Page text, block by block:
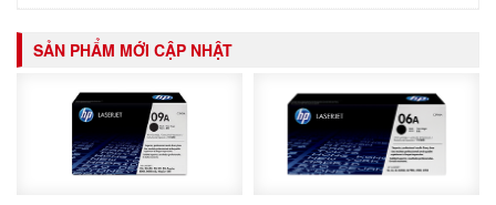
SẢN PHẨM MỚI CẬP NHẬT